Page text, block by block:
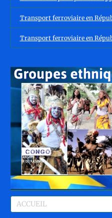
Transport ferroviaire en
Transport ferroviaire en